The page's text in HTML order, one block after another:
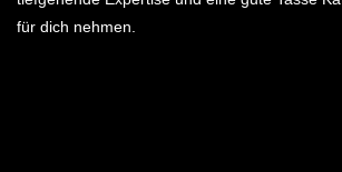
für dich nehmen.